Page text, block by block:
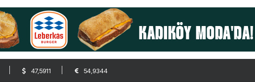
47,5911 54,9344